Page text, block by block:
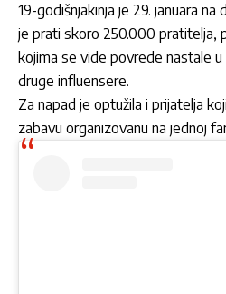
19-godišnjakinja je 29. januara
je prati skoro 250.000 pratitelja,
kojima se vide povrede nastale
druge influensere.
Za napad je optužila i prijatelja
zabavu organizovanu na jednoj